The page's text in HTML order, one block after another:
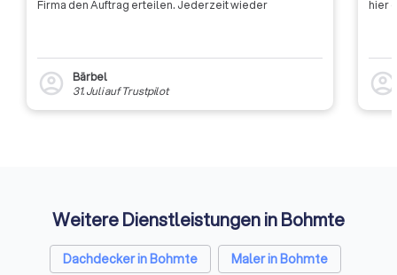
Seiten nur
Firma den Auftrag erteilen. Jederzeit wieder
account_circle
Bärbel
31. Juliauf Trustpilot
hier
account_circle
Weitere Dienstleistungen in Bohmte
Dachdecker in Bohmte
Maler in Bohmte